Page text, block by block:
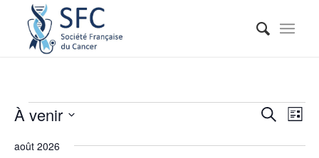
Recherche
de
Liste
À venir
une
août 2026